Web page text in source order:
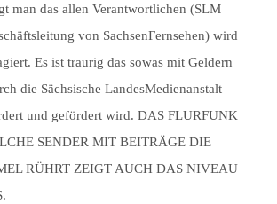
man das allen Verantwortlichen (SLM
von SachsenFernsehen) wird
Es ist traurig das sowas mit Geldern
die Sächsische LandesMedienanstalt
und gefördert wird. DAS FLURFUNK
SENDER MIT BEITRÄGE DIE
RÜHRT ZEIGT AUCH DAS NIVEAU